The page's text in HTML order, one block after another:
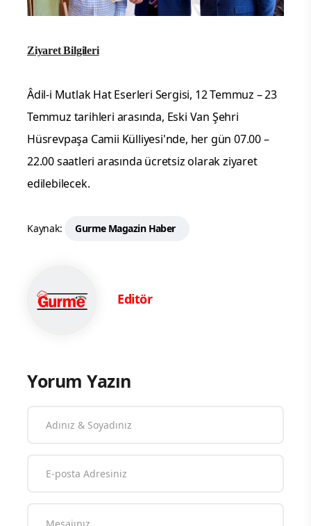
Ziyaret Bilgileri
Âdil-i Mutlak Hat Eserleri Sergisi, 12 Temmuz – 23
Temmuz tarihleri arasında, Eski Van Şehri
Hüsrevpaşa Camii Külliyesi'nde, her gün 07.00 –
22.00 saatleri arasında ücretsiz olarak ziyaret
edilebilecek.
Kaynak: Gurme Magazin Haber
Editör
Yorum Yazın